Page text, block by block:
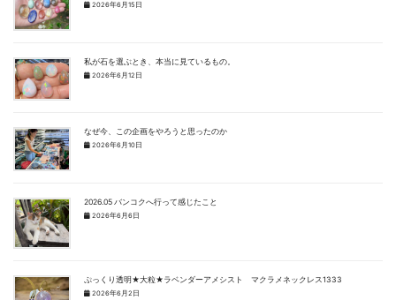
2026年6月15日
私が石を選ぶとき、本当に見ているもの。
2026年6月12日
なぜ今、この企画をやろうと思ったのか
2026年6月10日
2026.05 バンコクへ行って感じたこと
2026年6月6日
ぷっくり透明★大粒★ラベンダーアメシスト マクラメネックレス1333
2026年6月2日